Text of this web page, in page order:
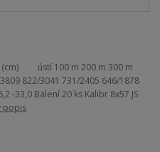
ústí 100 m 200 m 300 m
822/3041 731/2405 646/1878
33,0 Balení 20 ks Kalibr 8x57 JS
popis